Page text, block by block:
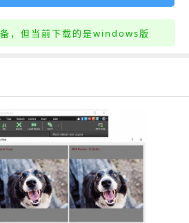
，但当前下载的是windows版